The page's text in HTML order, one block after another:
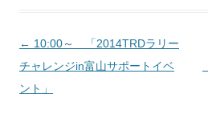
投
稿
ナ
← 10:00～ 「2014TRDラリー
チャレンジin富山サポートイベ
ント」